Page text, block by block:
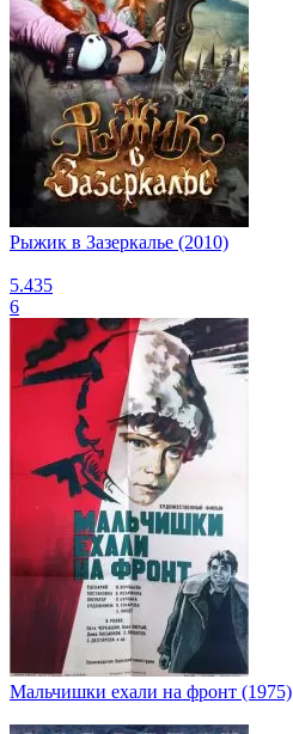
Рыжик в Зазеркалье (2010)
5.435
6
Мальчишки ехали на фронт (1975)